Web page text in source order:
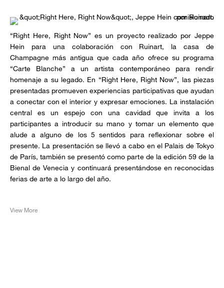
“Right Here, Right Now” es un proyecto realizado por Jeppe
Hein para una colaboración con Ruinart, la casa de
Champagne más antigua que cada año ofrece su programa
“Carte Blanche” a un artista contemporáneo para rendir
homenaje a su legado. En “Right Here, Right Now”, las piezas
presentadas promueven experiencias participativas que ayudan
a conectar con el interior y expresar emociones. La instalación
central es un espejo con una cavidad que invita a los
participantes a introducir su mano y tomar un elemento que
alude a alguno de los 5 sentidos para reflexionar sobre el
presente. La presentación se llevó a cabo en el Palais de Tokyo
de París, también se presentó como parte de la edición 59 de la
Bienal de Venecia y continuará presentándose en reconocidas
ferias de arte a lo largo del año.
View More